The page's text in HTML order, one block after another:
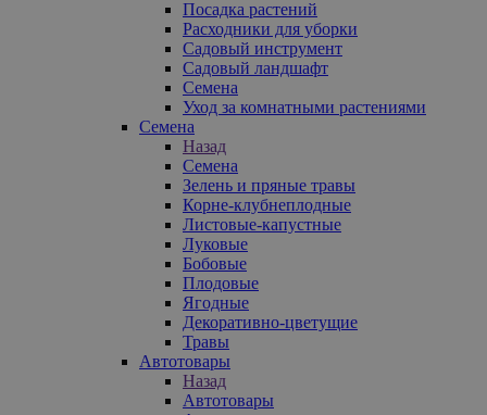
Посадка растений
Расходники для уборки
Садовый инструмент
Садовый ландшафт
Семена
Уход за комнатными растениями
Семена
Назад
Семена
Зелень и пряные травы
Корне-клубнеплодные
Листовые-капустные
Луковые
Бобовые
Плодовые
Ягодные
Декоративно-цветущие
Травы
Автотовары
Назад
Автотовары